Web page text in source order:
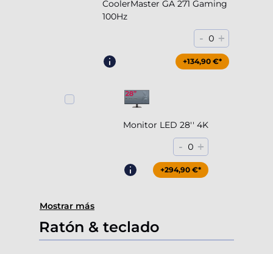
CoolerMaster GA 271 Gaming
100Hz
- 0 +
+204,90 €*
+134,90 €*
Monitor LED 28'' 4K
- 0 +
+294,90 €*
Mostrar más
Ratón & teclado